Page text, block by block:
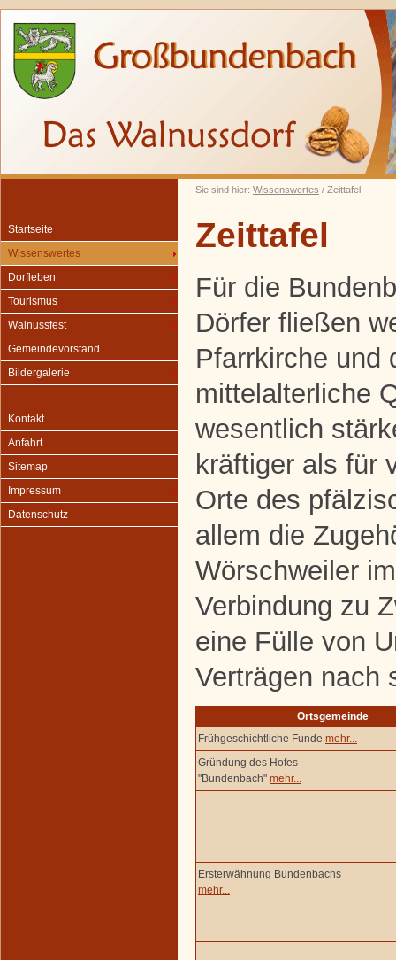
Sie sind hier: Wissenswertes / Zeittafel
Startseite
Wissenswertes
Dorfleben
Tourismus
Walnussfest
Gemeindevorstand
Bildergalerie
Kontakt
Anfahrt
Sitemap
Impressum
Datenschutz
Zeittafel
Für die
Dörfer fließen
Pfarrkirche und
mittelalterliche
wesentlich
kräftiger als für
Orte des
allem die
Wörschweiler
Verbindung zu
eine Fülle von
Verträgen nach
Ortsgemeinde
Frühgeschichtliche Funde mehr...
Gründung des Hofes
"Bundenbach" mehr...
Ersterwähnung Bundenbachs
mehr...